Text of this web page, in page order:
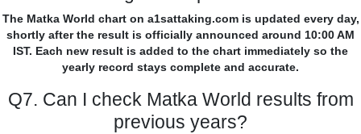
The Matka World chart on a1sattaking.com is updated every day,
shortly after the result is officially announced around 10:00 AM
IST. Each new result is added to the chart immediately so the
yearly record stays complete and accurate.
Q7. Can I check Matka World results from
previous years?